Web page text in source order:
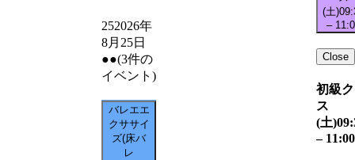
252026年
8月25日
●●(3件の
イベント)
バレエエ
クササイ
ズ(床バ
レ
(土)
–
Close
初級
ス
(土)
– 11:00